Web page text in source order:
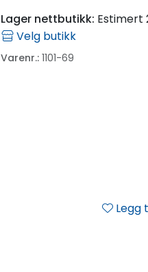
Lager nettbutikk: Estimert
Velg butikk
Varenr.: 1101-69
Legg